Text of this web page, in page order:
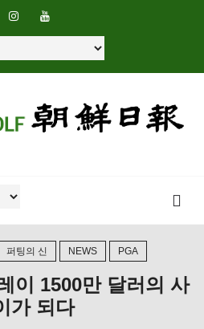
퍼팅의 신 NEWS PGA
이 1500만 달러의 사
가 되다